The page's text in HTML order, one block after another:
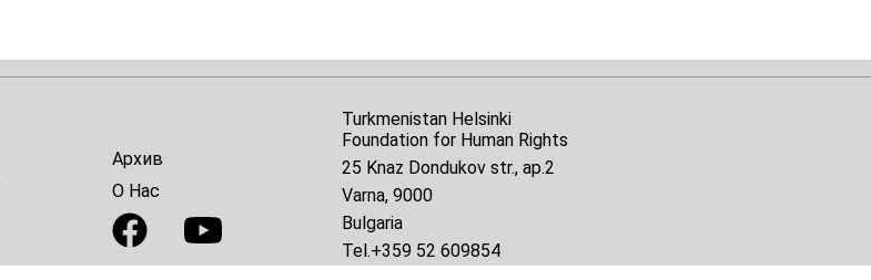
Архив
О Нас
Turkmenistan Helsinki
Foundation for Human Rights
25 Knaz Dondukov str., ap.2
Varna, 9000
Bulgaria
Tel.+359 52 609854